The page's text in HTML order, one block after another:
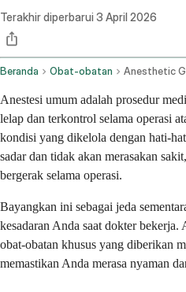
Terakhir diperbarui 3 April 2026
Beranda Obat-obatan
Anestesi umum adalah prosedur
lelap dan terkontrol selama operasi
kondisi yang dikelola dengan hati-
sadar dan tidak akan merasakan
bergerak selama operasi.
Bayangkan ini sebagai jeda
kesadaran Anda saat dokter
obat-obatan khusus yang diberikan
memastikan Anda merasa nyaman